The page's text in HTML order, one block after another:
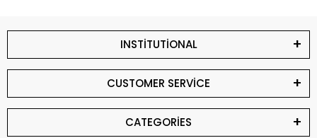
INSTİTUTİONAL
CUSTOMER SERVİCE
CATEGORİES